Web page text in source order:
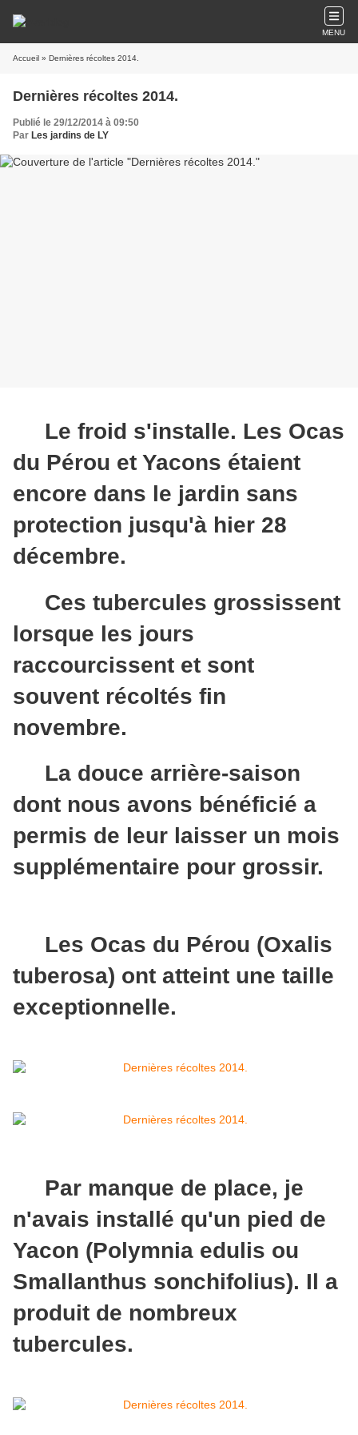
MENU
Accueil » Dernières récoltes 2014.
Dernières récoltes 2014.
Publié le 29/12/2014 à 09:50
Par Les jardins de LY
Le froid s'installe. Les Ocas
du Pérou et Yacons étaient
encore dans le jardin sans
protection jusqu'à hier 28
décembre.
Ces tubercules grossissent
lorsque les jours
raccourcissent et sont
souvent récoltés fin
novembre.
La douce arrière-saison
dont nous avons bénéficié a
permis de leur laisser un mois
supplémentaire pour grossir.
Les Ocas du Pérou (Oxalis
tuberosa) ont atteint une taille
exceptionnelle.
Par manque de place, je
n'avais installé qu'un pied de
Yacon (Polymnia edulis ou
Smallanthus sonchifolius). Il a
produit de nombreux
tubercules.